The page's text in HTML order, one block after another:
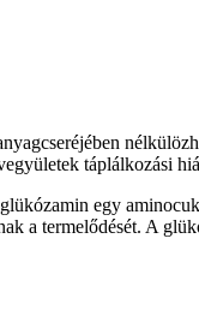
táplálkozási
egy
a termelődését. A